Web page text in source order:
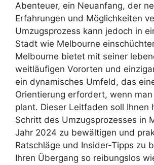
Abenteuer, ein Neuanfang, der
Erfahrungen und Möglichkeiten
Umzugsprozess kann jedoch in
Stadt wie Melbourne
Melbourne bietet mit seiner
weitläufigen Vororten und
ein dynamisches Umfeld, das
Orientierung erfordert, wenn
plant. Dieser Leitfaden soll Ihnen
Schritt des Umzugsprozesses in
Jahr 2024 zu bewältigen und
Ratschläge und Insider-Tipps zu
Ihren Übergang so reibungslos